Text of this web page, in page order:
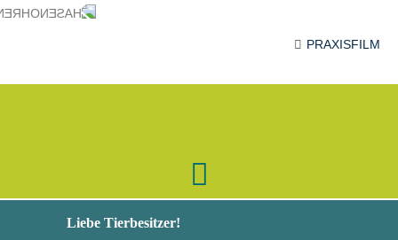
PRAXISFILM
Liebe Tierbesitzer!